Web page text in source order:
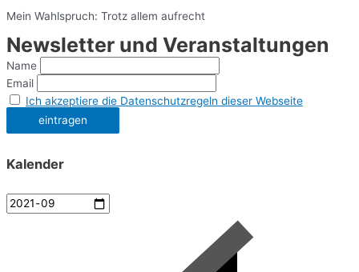
Mein Wahlspruch: Trotz allem aufrecht
Newsletter und Veranstaltungen
Name
Email
Ich akzeptiere die Datenschutzregeln dieser Webseite
Kalender